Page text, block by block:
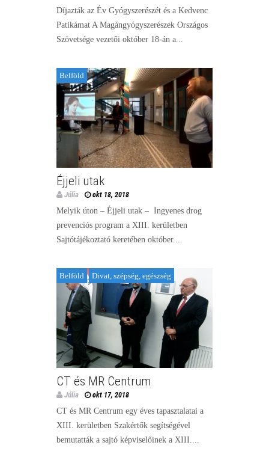
Díjazták az Év Gyógyszerészét és a Kedvenc
Patikámat A Magángyógyszerészek Országos
Szövetsége vezetői október 18-án a...
Belföld
Éjjeli utak
Júlia okt 18, 2018
Melyik úton – Éjjeli utak – Ingyenes drog
prevenciós program a XIII. kerületben
Sajtótájékoztató keretében október...
Belföld Divat, szépség, egészség
CT és MR Centrum
Júlia okt 17, 2018
CT és MR Centrum egy éves tapasztalatai a
XIII. kerületben Szakértők segítségével
bemutatták a sajtó képviselőinek a XIII....